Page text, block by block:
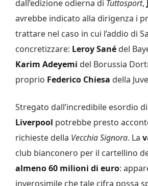
dall’edizione odierna di Tuttosport,
avrebbe indicato alla dirigenza i
trattare nel caso in cui l’addio di
concretizzare: Leroy Sané del
Karim Adeyemi del Borussia
proprio Federico Chiesa della
Stregato dall’incredibile esordio di
Liverpool potrebbe presto
richieste della Vecchia Signora. La
club bianconero per il cartellino
almeno 60 milioni di euro:
inverosimile che tale cifra possa